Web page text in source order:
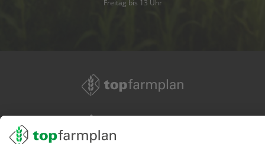
Freitag bis 13 Uhr
02501 801 44 84
service@topfarmplan.de